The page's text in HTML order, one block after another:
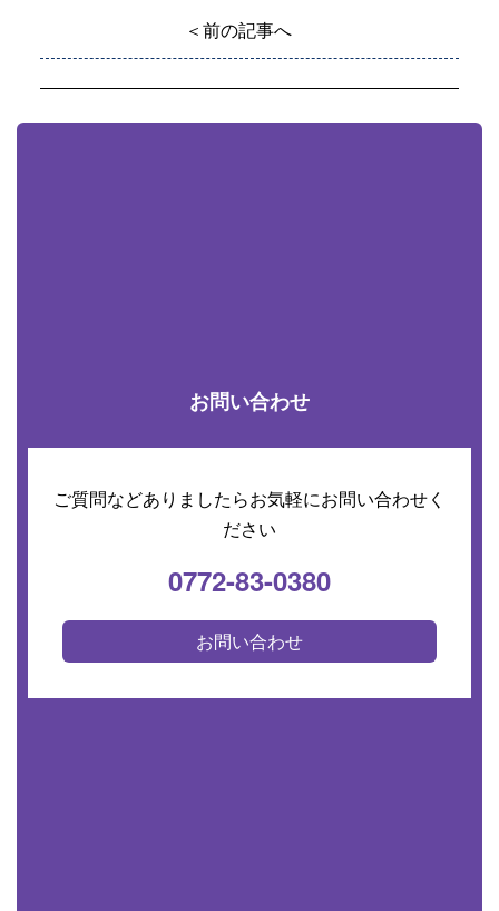
＜前の記事へ
お問い合わせ
ご質問などありましたらお気軽にお問い合わせく
ださい
0772-83-0380
お問い合わせ